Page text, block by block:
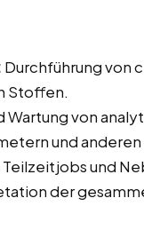
Durchführung von
Stoffen.
Wartung von
und
und
der